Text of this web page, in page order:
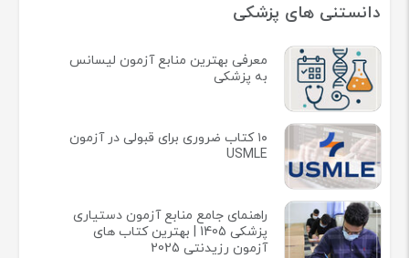
دانستنی های پزشکی
معرفی بهترین منابع آزمون لیسانس
به پزشکی
۱۰ کتاب ضروری برای قبولی در آزمون
USMLE
راهنمای جامع منابع آزمون دستیاری
پزشکی 1405 | بهترین کتاب های
آزمون رزیدنتی 2025